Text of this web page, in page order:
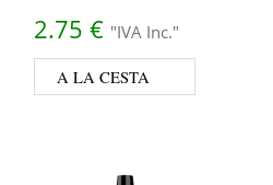
2.75 € "IVA Inc."
A LA CESTA